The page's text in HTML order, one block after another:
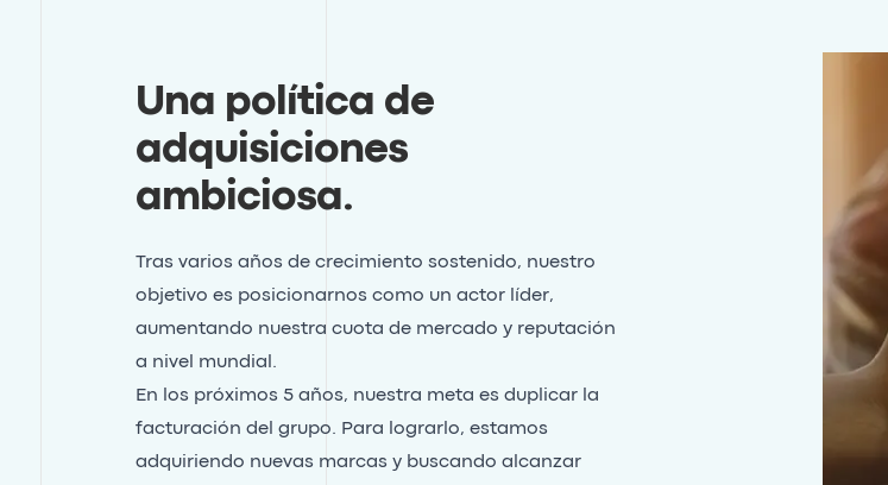
Una política de
adquisiciones
ambiciosa.
Tras varios años de crecimiento sostenido, nuestro
objetivo es posicionarnos como un actor líder,
aumentando nuestra cuota de mercado y reputación
a nivel mundial.
En los próximos 5 años, nuestra meta es duplicar la
facturación del grupo. Para lograrlo, estamos
adquiriendo nuevas marcas y buscando alcanzar